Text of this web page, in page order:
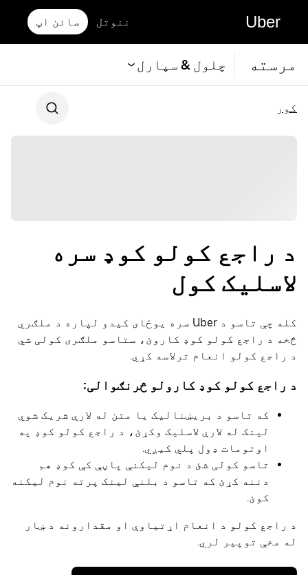
Uber ننوتل سائن اپ
مرسته چلول & سپارل
کور
د راجع کولو کوډ سره
لاسلیک کول
کله چې تاسو د Uber سره یوځای کیدو لپاره د ملګري
څخه د راجع کولو کوډ کاروئ، ستاسو ملګری کولی شي
د راجع کولو انعام ترلاسه کړي.
د راجع کولو کوډ کارولو څرنګوالی:
که تاسو د بریښنالیک یا متن له لارې شریک شوي
لینک له لارې لاسلیک وکړئ، د راجع کولو کوډ په
اوتومات ډول پلي کیږي.
تاسو کولی شئ د نوم لیکنې پاڼې کې کوډ هم
دننه کړئ که تاسو د بلنې لینک پرته نوم لیکنه
کوئ.
د راجع کولو د انعام اړتیاوې او مقدارونه د ښار
له مخې توپیر لري.